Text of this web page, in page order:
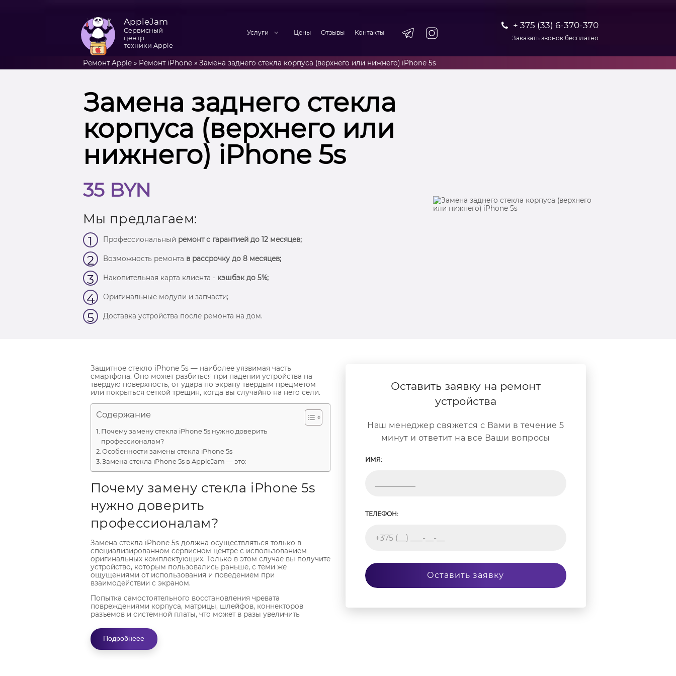
AppleJam
Сервисный
центр
техники Apple
Услуги Цены Отзывы Контакты
+ 375 (33) 6-370-370
Заказать звонок бесплатно
Ремонт Apple» Ремонт iPhone» Замена заднего стекла корпуса (верхнего или нижнего) iPhone 5s
Замена заднего стекла
корпуса (верхнего или
нижнего) iPhone 5s
35 BYN
Мы предлагаем:
1 Профессиональный ремонт с гарантией до 12 месяцев;
2 Возможность ремонта в рассрочку до 8 месяцев;
3 Накопительная карта клиента - кэшбэк до 5%;
4 Оригинальные модули и запчасти;
5 Доставка устройства после ремонта на дом.
Защитное стекло iPhone 5s — наиболее уязвимая часть
смартфона. Оно может разбиться при падении устройства на
твердую поверхность, от удара по экрану твердым предметом
или покрыться сеткой трещин, когда вы случайно на него сели.
Содержание
Почему замену стекла iPhone 5s нужно доверить
профессионалам?
Особенности замены стекла iPhone 5s
Замена стекла iPhone 5s в AppleJam — это:
Почему замену стекла iPhone 5s
нужно доверить
профессионалам?
Замена стекла iPhone 5s должна осуществляться только в
специализированном сервисном центре с использованием
оригинальных комплектующих. Только в этом случае вы получите
устройство, которым пользовались раньше, с теми же
ощущениями от использования и поведением при
взаимодействии с экраном.
Попытка самостоятельного восстановления чревата
повреждениями корпуса, матрицы, шлейфов, коннекторов
разъемов и системной платы, что может в разы увеличить
Перед разборкой наш инженер проводит бесплатную
диагностику для выявления возможных внутренних
Подробнеее
Оставить заявку на ремонт
устройства
Наш менеджер свяжется с Вами в течение 5
минут и ответит на все Ваши вопросы
ИМЯ:
ТЕЛЕФОН:
Оставить заявку